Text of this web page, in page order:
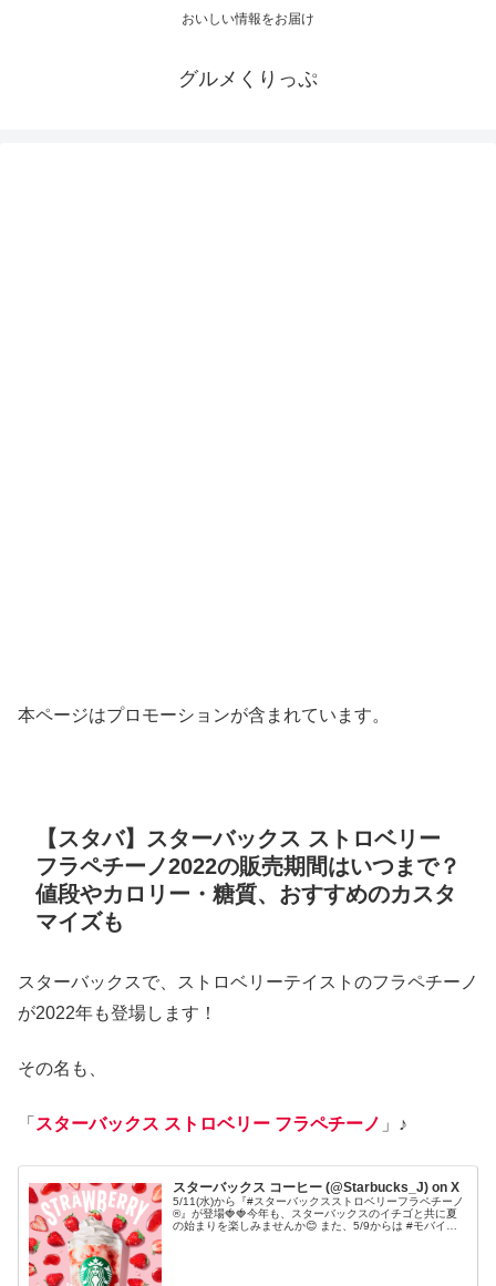
おいしい情報をお届け
グルメくりっぷ
本ページはプロモーションが含まれています。
【スタバ】スターバックス ストロベリー
フラペチーノ2022の販売期間はいつまで？
値段やカロリー・糖質、おすすめのカスタ
マイズも
スターバックスで、ストロベリーテイストのフラペチーノ
が2022年も登場します！
その名も、
「 スターバックス ストロベリー フラペチーノ 」♪
スターバックス コーヒー (@Starbucks_J) on X
5/11(水)から『#スターバックスストロベリーフラペチーノ
®』が登場🍓🍓今年も、スターバックスのイチゴと共に夏
の始まりを楽しみませんか😊 また、5/9からは #モバイル